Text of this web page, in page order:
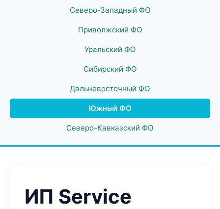
Северо-Западный ФО
Приволжский ФО
Уральский ФО
Сибирский ФО
Дальневосточный ФО
Южный ФО
Северо-Кавказский ФО
ИП Service